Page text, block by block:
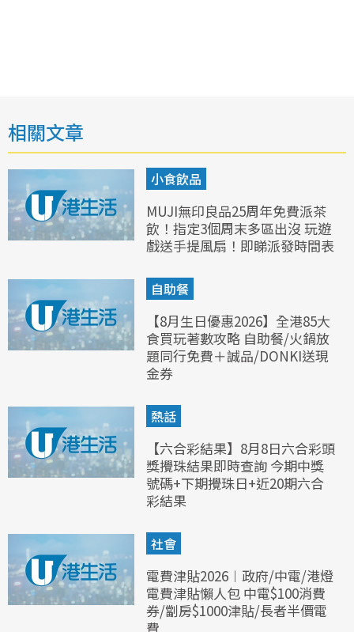
相關文章
小食飲品
MUJI無印良品25周年免費派茶
飲！指定3個周末多區出沒 玩遊
戲送手提風扇！即睇派發時間表
自助餐
【8月生日優惠2026】全港85大
食買玩著數攻略 自助餐/火鍋放
題同行免費＋誠品/DONKI送現
金券
熱話
【六合彩結果】8月8日六合彩頭
獎攪珠結果即時查詢 今期中獎
號碼+下期攪珠日+近20期六合
彩結果
社會
電費津貼2026︱政府/中電/港燈
電費津貼懶人包 中電$100消費
券/劏房$1000津貼/長者半價電
費